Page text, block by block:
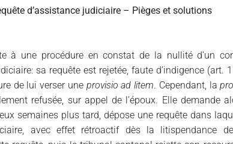
d’assistance judiciaire – Pièges et solutions
à une procédure en constat de la nullité d’un
sa requête est rejetée, faute d’indigence (art.
de lui verser une provisio ad litem. Cependant, la
refusée, sur appel de l’époux. Elle demande
semaines plus tard, dépose une requête dans
avec effet rétroactif dès la litispendance